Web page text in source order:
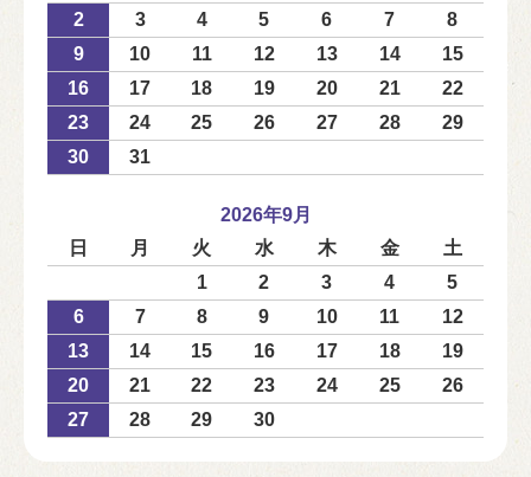
2
3 4 5 6 7
8
9
10 11 12 13 14
15
16
17 18 19 20 21
22
23
24 25 26 27 28
29
30
31
2026年9月
日
月 火 水 木 金
土
1
2 3 4
5
6
7 8 9 10 11
12
13
14 15 16 17 18
19
20
21 22 23 24 25
26
27
28 29 30